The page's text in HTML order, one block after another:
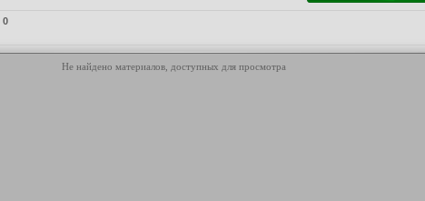
0
Не найдено материалов, доступных для просмотра